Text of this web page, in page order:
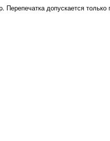
допускается только